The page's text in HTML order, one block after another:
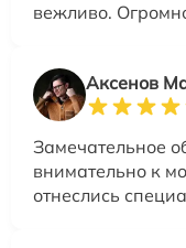
вежливо.
Аксенов
Замечательное
внимательно к
отнеслись